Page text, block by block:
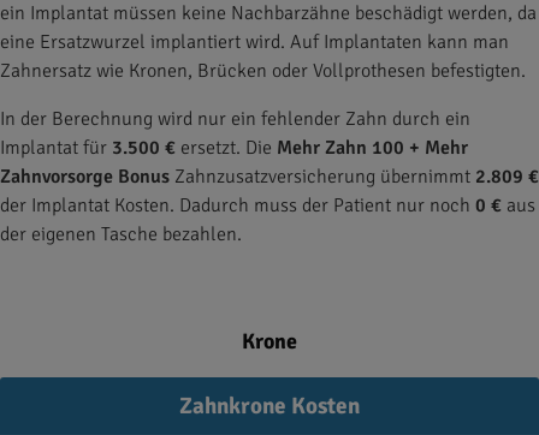
ein Implantat müssen keine Nachbarzähne beschädigt werden, da
eine Ersatzwurzel implantiert wird. Auf Implantaten kann man
Zahnersatz wie Kronen, Brücken oder Vollprothesen befestigten.
In der Berechnung wird nur ein fehlender Zahn durch ein
Implantat für 3.500 € ersetzt. Die Mehr Zahn 100 + Mehr
Zahnvorsorge Bonus Zahnzusatzversicherung übernimmt 2.809 €
der Implantat Kosten. Dadurch muss der Patient nur noch 0 € aus
der eigenen Tasche bezahlen.
Krone
Zahnkrone Kosten